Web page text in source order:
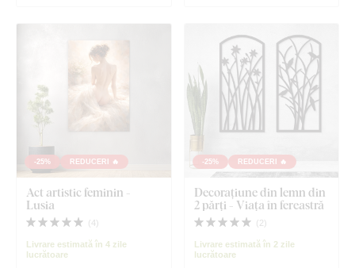
-25% REDUCERI 🔥
Act artistic feminin -
Lusia
( 4)
Livrare estimată în 4 zile
lucrătoare
-25% REDUCERI 🔥
Decorațiune din lemn din
2 părți - Viața în fereastră
( 2)
Livrare estimată în 2 zile
lucrătoare